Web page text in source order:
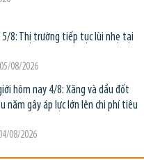
5/8: Thị trường tiếp tục lùi nhẹ tại
08/2026
hôm nay 4/8: Xăng và dầu đốt
năm gây áp lực lớn lên chi phí tiêu
08/2026